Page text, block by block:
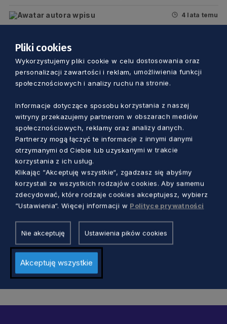
4 lata temu
KULTURA
Co robi polski mazurek w hindustańskiej
muzyce? Dźwięki Północy w Gdańsku
Pliki cookies
Wykorzystujemy pliki cookie w celu dostosowania oraz
personalizacji zawartości i reklam, umożliwienia funkcji
społecznościowych i analizy ruchu na stronie.
Informacje dotyczące sposobu korzystania z naszej
witryny przekazujemy partnerom w obszarach mediów
społecznościowych, reklamy oraz analizy danych.
Partnerzy mogą łączyć te informacje z innymi danymi
otrzymanymi od Ciebie lub uzyskanymi w trakcie
korzystania z ich usług.
Klikając “Akceptuję wszystkie“, zgadzasz się abyśmy
korzystali ze wszystkich rodzajów cookies. Aby samemu
zdecydować, które rodzaje cookies akceptujesz, wybierz
“Ustawienia“. Więcej informacji w Polityce prywatności
Nie akceptuję Ustawienia pików cookies
Akceptuję wszystkie